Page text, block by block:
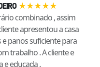
★★★★★
combinado , assim
apresentou a casa
panos suficiente para
trabalho . A cliente e
e educada .